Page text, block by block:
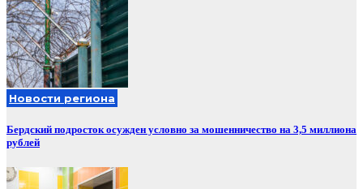
Новости региона
Бердский подросток осужден условно за мошенничество на 3,5 миллиона
рублей